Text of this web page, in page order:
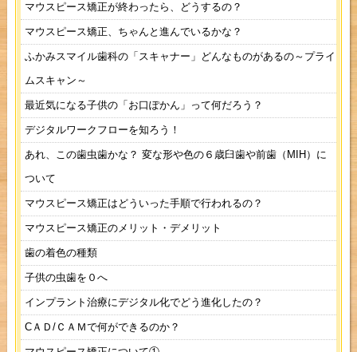
マウスピース矯正が終わったら、どうするの？
マウスピース矯正、ちゃんと進んでいるかな？
ふかみスマイル歯科の「スキャナー」どんなものがあるの～プライ
ムスキャン～
最近気になる子供の「お口ぽかん」って何だろう？
デジタルワークフローを知ろう！
あれ、この歯虫歯かな？ 変な形や色の６歳臼歯や前歯（MIH）に
ついて
マウスピース矯正はどういった手順で行われるの？
マウスピース矯正のメリット・デメリット
歯の着色の種類
子供の虫歯を０へ
インプラント治療にデジタル化でどう進化したの？
CＡＤ/ＣＡＭで何ができるのか？